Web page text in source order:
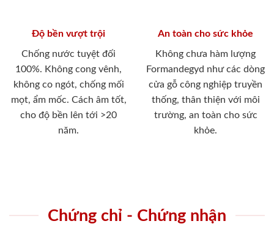
Độ bền vượt trội
Chống nước tuyệt đối
100%. Không cong vênh,
không co ngót, chống mối
mọt, ẩm mốc. Cách âm tốt,
cho độ bền lên tới >20
năm.
An toàn cho sức khỏe
Không chưa hàm lượng
Formandegyd như các dòng
cửa gỗ công nghiệp truyền
thống, thân thiện với môi
trường, an toàn cho sức
khỏe.
Chứng chỉ - Chứng nhận